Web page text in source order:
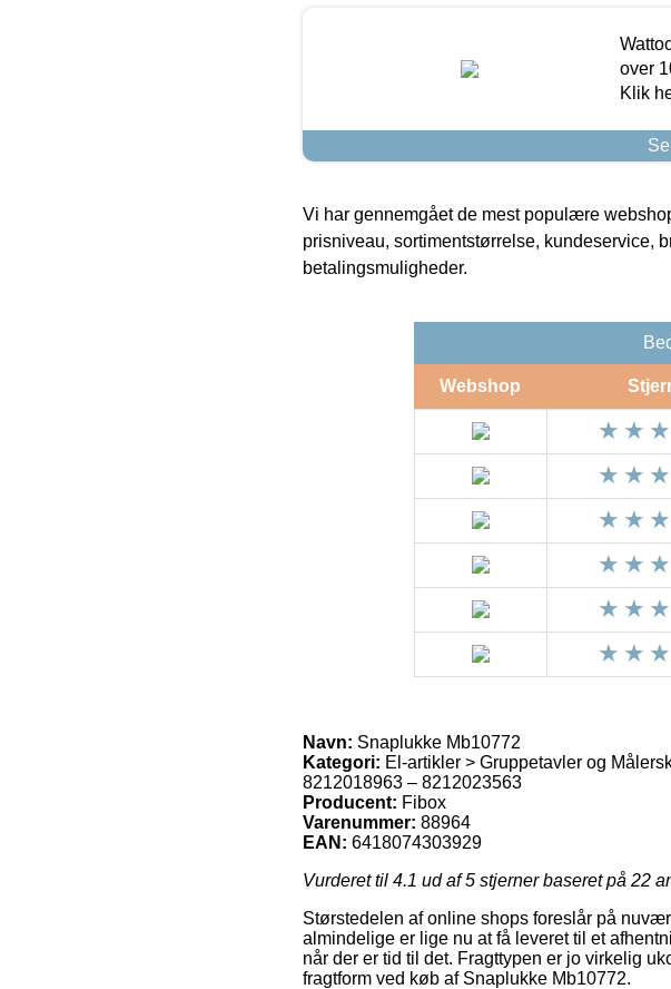
over
Klik
Vi har gennemgået de mest populære
prisniveau, sortimentstørrelse, kundeservice,
betalingsmuligheder.
Webshop
Navn: Snaplukke Mb10772
Kategori: El-artikler > Gruppetavler og
8212018963 – 8212023563
Producent: Fibox
Varenummer: 88964
EAN: 6418074303929
Vurderet til 4.1 ud af 5 stjerner baseret på 22
Størstedelen af online shops foreslår på
almindelige er lige nu at få leveret til et
når der er tid til det. Fragttypen er jo virkelig
fragtform ved køb af Snaplukke Mb10772.